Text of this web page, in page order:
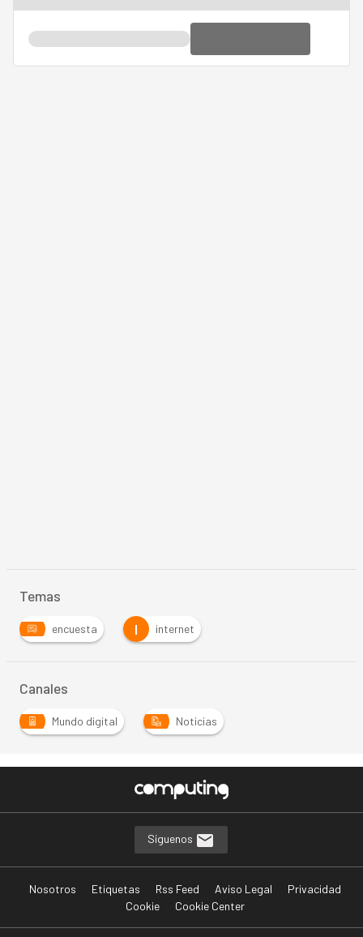
Temas
encuesta I internet
Canales
Mundo digital Noticias
Síguenos
Nosotros Etiquetas Rss Feed Aviso Legal
Privacidad
Cookie
Cookie Center